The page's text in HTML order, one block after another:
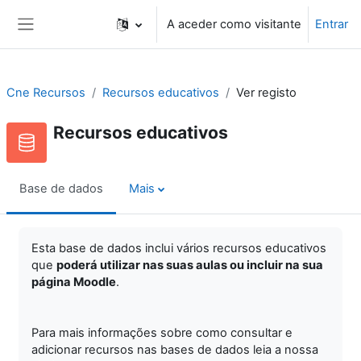
A aceder como visitante Entrar
Cne Recursos Recursos educativos Ver registo
Recursos educativos
Base de dados Mais
Esta base de dados inclui vários recursos educativos
que poderá utilizar nas suas aulas ou incluir na sua
página Moodle.
Para mais informações sobre como consultar e
adicionar recursos nas bases de dados leia a nossa